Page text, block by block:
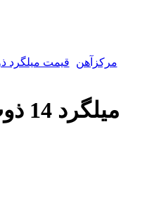
مرکزآهن
قیمت میلگرد
میلگرد 14 ذوب آهن اصفهان